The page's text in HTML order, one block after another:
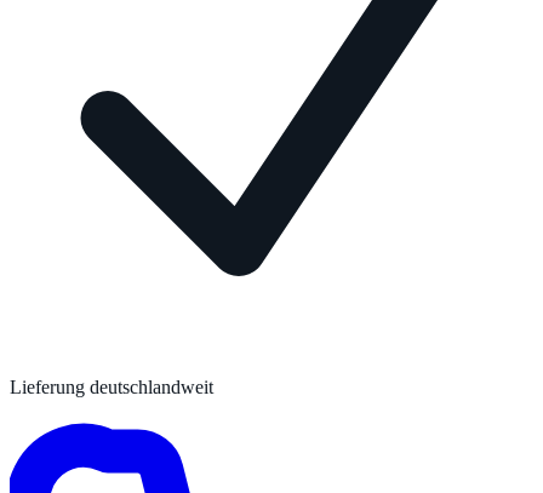
Lieferung deutschlandweit